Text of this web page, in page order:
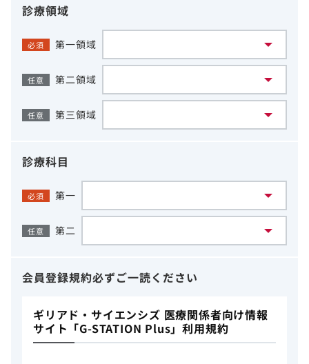
診療領域
必須 第一領域
任意 第二領域
任意 第三領域
診療科目
必須 第一
任意 第二
会員登録規約必ずご一読ください
ギリアド・サイエンシズ 医療関係者向け情報
サイト「G-STATION Plus」利用規約